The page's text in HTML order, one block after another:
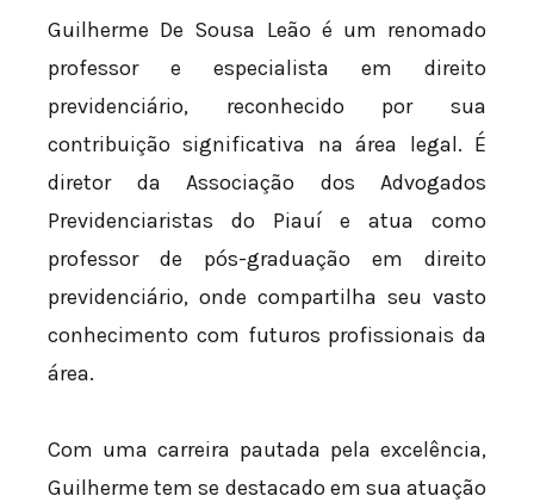
Guilherme De Sousa Leão é um renomado
professor e especialista em direito
previdenciário, reconhecido por sua
contribuição significativa na área legal. É
diretor da Associação dos Advogados
Previdenciaristas do Piauí e atua como
professor de pós-graduação em direito
previdenciário, onde compartilha seu vasto
conhecimento com futuros profissionais da
área.
Com uma carreira pautada pela excelência,
Guilherme tem se destacado em sua atuação